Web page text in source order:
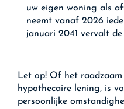
uw eigen woning als
neemt vanaf 2026
januari 2041 vervalt
Let op! Of het
hypothecaire lening, is
persoonlijke